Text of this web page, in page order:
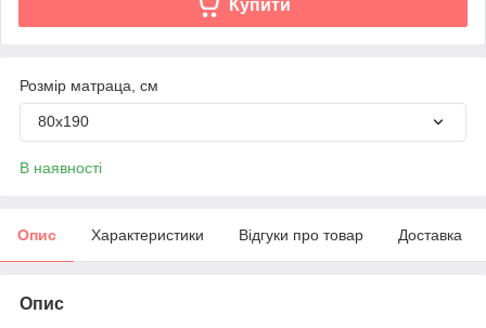
Купити
Розмір матраца, см
80х190
В наявності
Опис Характеристики Відгуки про товар Доставка
Опис